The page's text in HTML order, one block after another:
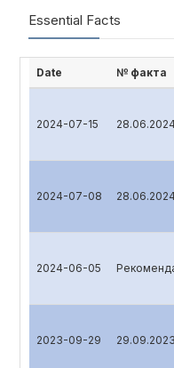
Essential Facts
Date № факта
2024-07-15
2024-07-08
2024-06-05
2023-09-29